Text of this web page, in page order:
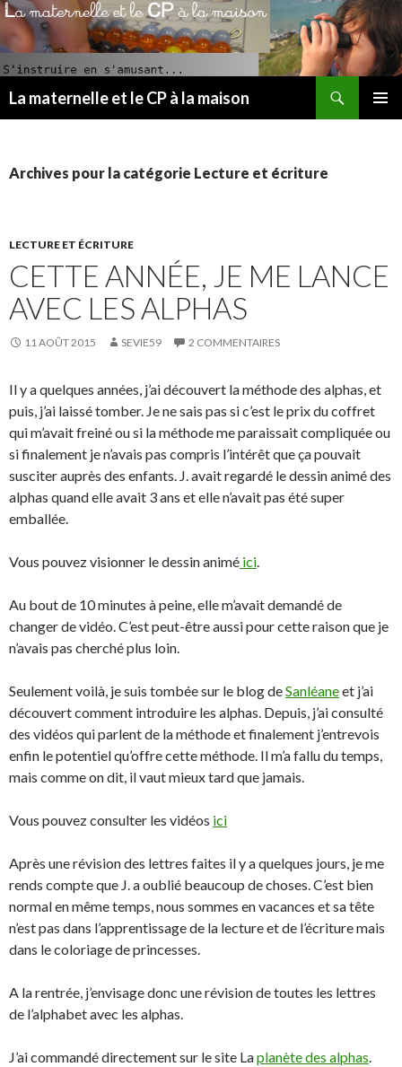
La maternelle et le CP à la maison
PRINCIPAL
Archives pour la catégorie Lecture et écriture
LECTURE ET ÉCRITURE
CETTE ANNÉE, JE ME LANCE
AVEC LES ALPHAS
11 AOÛT 2015 SEVIE59 2 COMMENTAIRES
Il y a quelques années, j’ai découvert la méthode des alphas, et
puis, j’ai laissé tomber. Je ne sais pas si c’est le prix du coffret
qui m’avait freiné ou si la méthode me paraissait compliquée ou
si finalement je n’avais pas compris l’intérêt que ça pouvait
susciter auprès des enfants. J. avait regardé le dessin animé des
alphas quand elle avait 3 ans et elle n’avait pas été super
emballée.
Vous pouvez visionner le dessin animé ici.
Au bout de 10 minutes à peine, elle m’avait demandé de
changer de vidéo. C’est peut-être aussi pour cette raison que je
n’avais pas cherché plus loin.
Seulement voilà, je suis tombée sur le blog deSanléaneet j’ai
découvert comment introduire les alphas. Depuis, j’ai consulté
des vidéos qui parlent de la méthode et finalement j’entrevois
enfin le potentiel qu’offre cette méthode. Il m’a fallu du temps,
mais comme on dit, il vaut mieux tard que jamais.
Vous pouvez consulter les vidéos ici
Après une révision des lettres faites il y a quelques jours, je me
rends compte que J. a oublié beaucoup de choses. C’est bien
normal en même temps, nous sommes en vacances et sa tête
n’est pas dans l’apprentissage de la lecture et de l’écriture mais
dans le coloriage de princesses.
A la rentrée, j’envisage donc une révision de toutes les lettres
de l’alphabet avec les alphas.
J’ai commandé directement sur le site Laplanète des alphas.